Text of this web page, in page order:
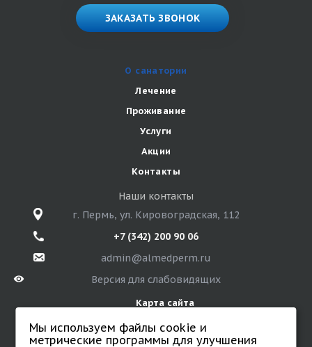
ЗАКАЗАТЬ ЗВОНОК
О санатории
Лечение
Проживание
Услуги
Акции
Контакты
Наши контакты
г. Пермь, ул. Кировоградская, 112
+7 (342) 200 90 06
admin@almedperm.ru
Версия для слабовидящих
Карта сайта
Мы используем файлы cookie и
метрические программы для улучшения